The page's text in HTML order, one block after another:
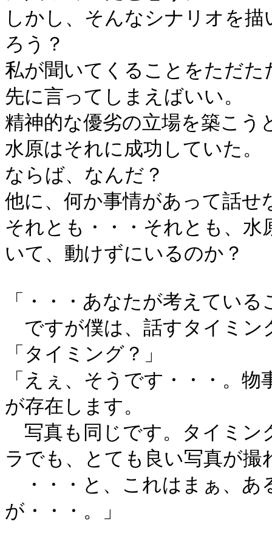
しかし、そんなシナリオを
ろう？
私が聞いてくることをただ
先に言ってしまえばいい。
精神的な優劣の立場を築こう
水原はそれに成功していた。
ならば、なんだ？
他に、何か事情があって話せ
それとも・・・それとも、
いて、動けずにいるのか？
「・・・あなたが考えてい
ですが僕は、話すタイミン
「タイミング？」
「えぇ、そうです・・・。
が存在します。
写真も同じです。タイミン
ラでも、とても良い写真が撮
・・・と、これはまぁ、あ
が・・・。」